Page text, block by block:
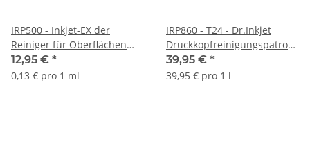
IRP500 - Inkjet-EX der
Reiniger für Oberflächen
und Textilien - 100ml
Sprühflasche
12,95 € *
0,13 € pro 1 ml
IRP860 - T24 - Dr.Inkjet
Druckkopfreinigungspatronen
Clean-Multipack mit 1000ml
Dr. Inkjet Druckkopfreiniger
39,95 € *
39,95 € pro 1 l